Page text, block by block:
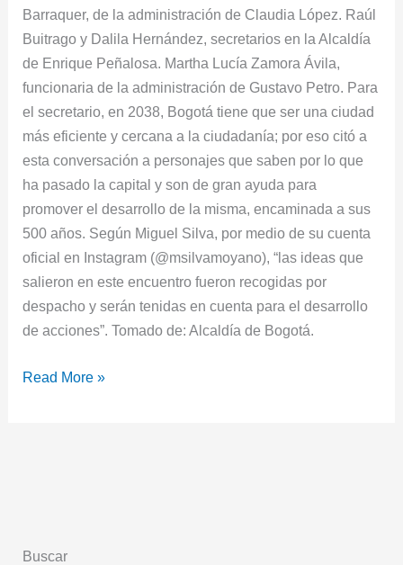
Barraquer, de la administración de Claudia López. Raúl
Buitrago y Dalila Hernández, secretarios en la Alcaldía
de Enrique Peñalosa. Martha Lucía Zamora Ávila,
funcionaria de la administración de Gustavo Petro. Para
el secretario, en 2038, Bogotá tiene que ser una ciudad
más eficiente y cercana a la ciudadanía; por eso citó a
esta conversación a personajes que saben por lo que
ha pasado la capital y son de gran ayuda para
promover el desarrollo de la misma, encaminada a sus
500 años. Según Miguel Silva, por medio de su cuenta
oficial en Instagram (@msilvamoyano), “las ideas que
salieron en este encuentro fueron recogidas por
despacho y serán tenidas en cuenta para el desarrollo
de acciones”. Tomado de: Alcaldía de Bogotá.
Read More »
Buscar